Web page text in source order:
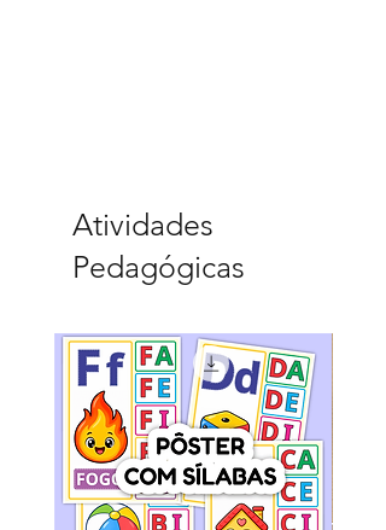
Atividades
Pedagógicas